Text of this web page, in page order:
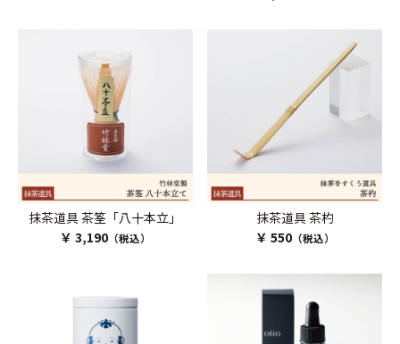
抹茶道具 茶筌「八十本立」
￥ 3,190（税込）
抹茶道具 茶杓
￥ 550（税込）